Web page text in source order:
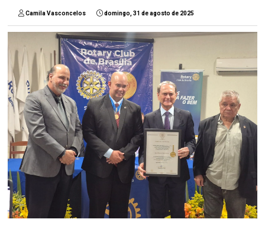
Camila Vasconcelos domingo, 31 de agosto de 2025